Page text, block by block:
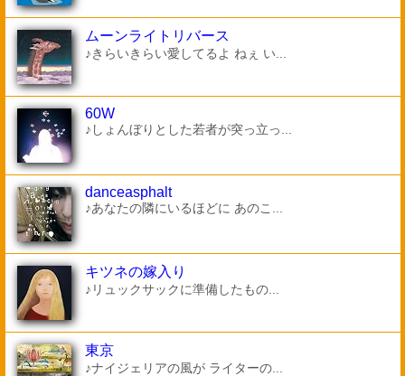
ムーンライトリバース
♪きらいきらい愛してるよ ねぇ い...
60W
♪しょんぼりとした若者が突っ立っ...
danceasphalt
♪あなたの隣にいるほどに あのこ...
キツネの嫁入り
♪リュックサックに準備したもの...
東京
♪ナイジェリアの風が ライターの...